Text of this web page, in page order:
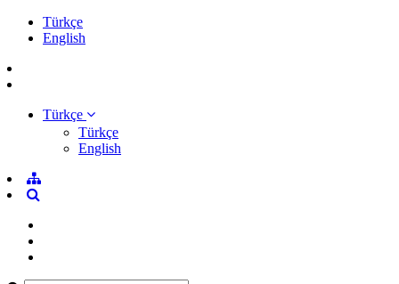
Türkçe
English
Türkçe
Türkçe
English